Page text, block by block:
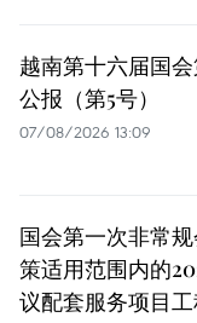
越南第十六届国
公报（第5号）
07/08/2026 13:09
国会第一次非常
策适用范围内的
议配套服务项目